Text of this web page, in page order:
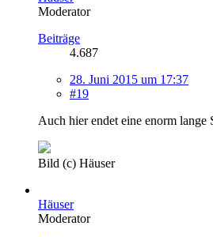
Moderator
Beiträge
4.687
28. Juni 2015 um 17:37
#19
Auch hier endet eine enorm lange
Bild (c) Häuser
Häuser
Moderator